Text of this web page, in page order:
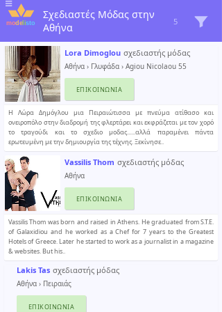
Σχεδιαστές Μόδας στην
Αθήνα
5
Lora Dimoglou σχεδιαστής μόδας
Αθήνα › Γλυφάδα › Agiou Nicolaou 55
ΕΠΙΚΟΙΝΩΝΊΑ
Η Λώρα Δημόγλου μια Πειραιώτισσα με πνεύμα ατίθασο και
ονειροπόλο στην διαδρομή της φλερτάρει και εκφράζεται με τον χορό
το τραγούδι και το σχεδιο μοδας......αλλά παραμένει πάντα
ερωτευμένη με την δημιουργία της τέχνης. Ξεκίνησε..
Vassilis Thom σχεδιαστής μόδας
Αθήνα
ΕΠΙΚΟΙΝΩΝΊΑ
Vassilis Thom was born and raised in Athens. He graduated from S.T.E.
of Galaxidiou and he worked as a Chef for 7 years to the Greatest
Hotels of Greece. Later he started to work as a journalist in a magazine
& websites. But his..
Lakis Tas σχεδιαστής μόδας
Αθήνα › Πειραιάς
ΕΠΙΚΟΙΝΩΝΊΑ